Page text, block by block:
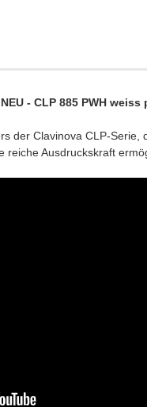
- CLP 885 PWH weiss
der Clavinova CLP-
reiche Ausdruckskraft